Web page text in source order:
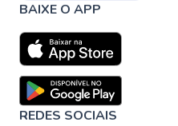
BAIXE O APP
REDES SOCIAIS